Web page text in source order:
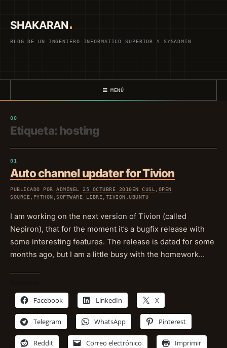
contenido
SHAKARAN
BLOG DE UN INGENIERO INFORMÁTICO SUPERIOR Y SYSADMIN
MENÚ
Etiqueta: hosting
Auto channel updater for Tivion
PUBLICADO PORADMINEL25 OCTUBRE 2010ENCUSL
OPEN
SOURCE
PYTHON ,SOFTWARE LIBRE TIVION ,UBUNTU
I am working on the next version of Tivion (called
Nepiron), that for the moment it’s a bugfix release with
some interesting features. The release is dated for some
months ago, but I am a little busy with the homework…
Facebook LinkedIn X
Telegram WhatsApp Pinterest
Reddit Correo electrónico Imprimir